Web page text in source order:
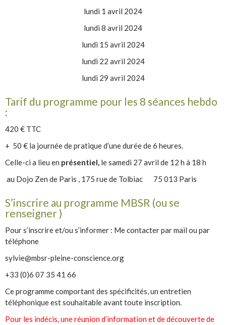
lundi 1 avril 2024
lundi 8 avril 2024
lundi 15 avril 2024
lundi 22 avril 2024
lundi 29 avril 2024
Tarif du programme pour les 8 séances hebdo
:
420 € TTC
+ 50 € la journée de pratique d’une durée de 6 heures.
Celle-ci a lieu en présentiel, le samedi 27 avril de 12 h à 18 h
au Dojo Zen de Paris , 175 rue de Tolbiac 75 013 Paris
S’inscrire au programme MBSR (ou se
renseigner )
Pour s’inscrire et/ou s’informer : Me contacter par mail ou par
téléphone
sylvie@mbsr-pleine-conscience.org
+33 (0)6 07 35 41 66
Ce programme comportant des spécificités, un entretien
téléphonique est souhaitable avant toute inscription.
Pour les indécis, une réunion d’information et de découverte de